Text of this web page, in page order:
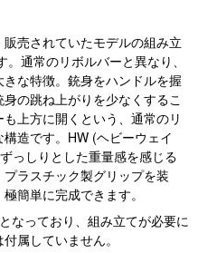
売されていたモデルの組み立
通常のリボルバーと異なり、
な特徴。銃身をハンドルを握
の跳ね上がりを少なくするこ
上方に開くという、通常のリ
造です。HW (ヘビーウェイ
っしりとした重量感を感じる
ラスチック製グリップを装
簡単に完成できます。
なっており、組み立てが必要に
属していません。